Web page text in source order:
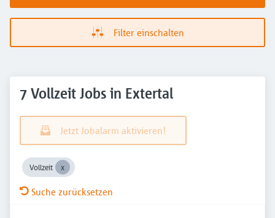
Filter einschalten
7 Vollzeit Jobs in Extertal
Jetzt Jobalarm aktivieren!
Vollzeit
Suche zurücksetzen